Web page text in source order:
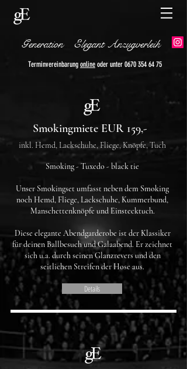
Generation Elegant Anzugverleih
Terminvereinbarung online oder unter 0670 354 64 75
Smokingmiete EUR 159,-
inkl. Hemd, Lackschuhe, Fliege, Knöpfe, Tuch
Smoking - Tuxedo - black tie
Unser Smokingset umfasst neben dem Smoking
noch Hemd, Fliege, Lackschuhe, Kummerbund,
Manschettenknöpfe und Einstecktuch.​
Diese elegante Abendgarderobe ist der Klassiker
für deinen Ballbesuch und Galaabend. Er zeichnet
sich u.a. durch seinen Glanzrevers und den
seitlichen Streifen der Hose aus.
Details